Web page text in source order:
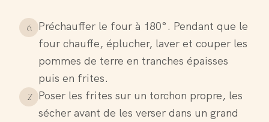
6.
Préchauffer le four à 180°. Pendant que le
four chauffe, éplucher, laver et couper les
pommes de terre en tranches épaisses
puis en frites.
7.
Poser les frites sur un torchon propre, les
sécher avant de les verser dans un grand